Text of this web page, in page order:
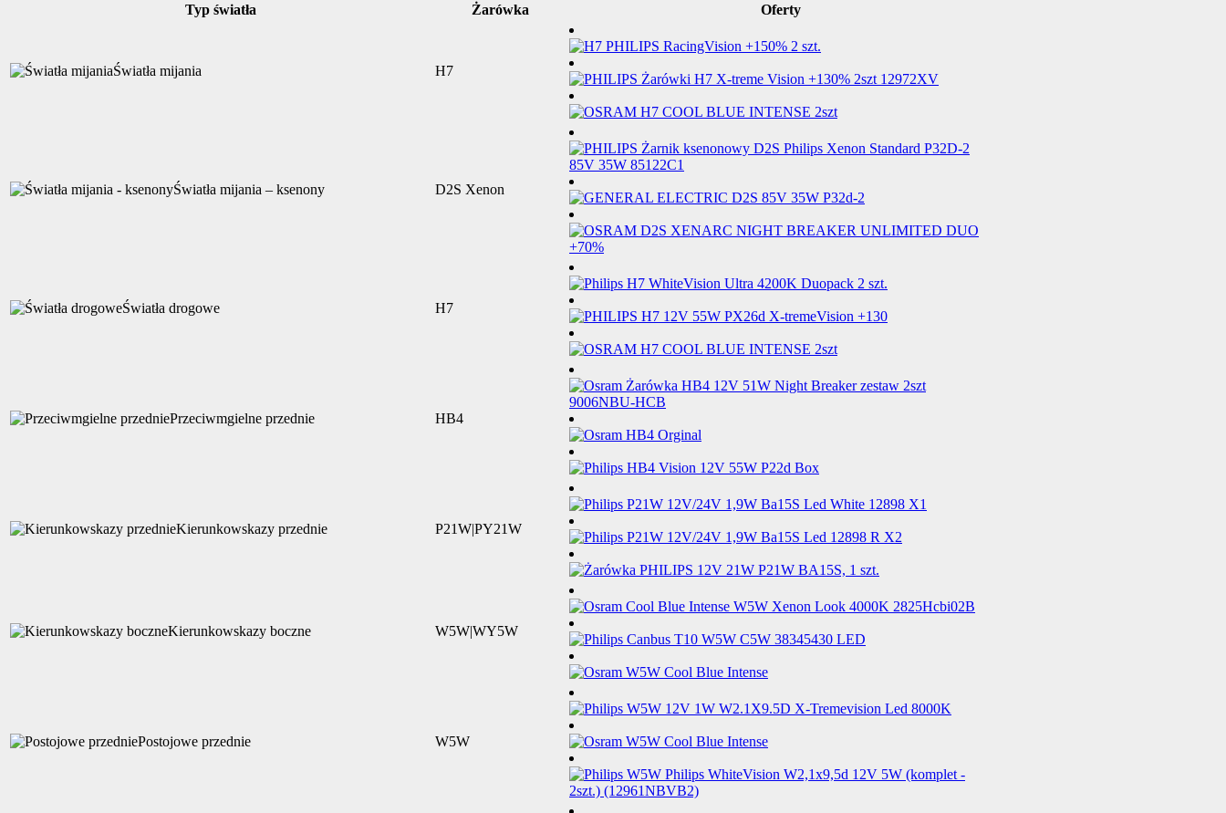
Typ światła Żarówka Oferty
Światła mijania H7
Światła mijania – ksenony D2S Xenon
Światła drogowe H7
Przeciwmgielne przednie HB4
Kierunkowskazy przednie P21W|PY21W
Kierunkowskazy boczne W5W|WY5W
Postojowe przednie W5W